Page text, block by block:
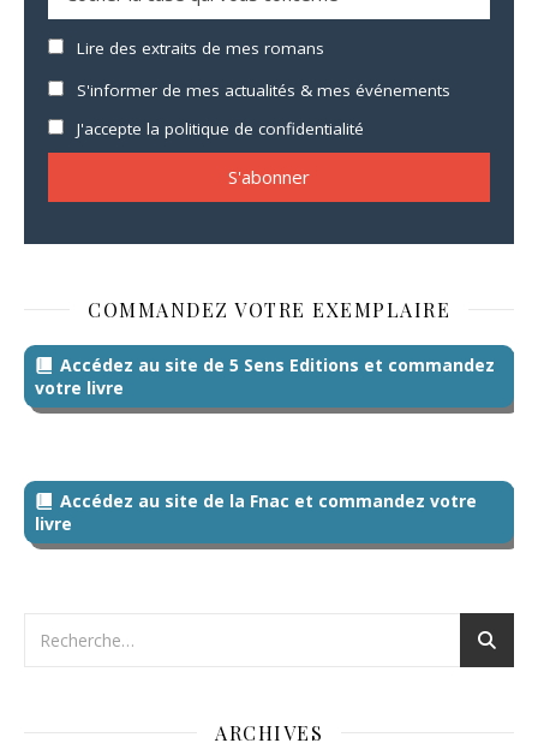
Lire des extraits de mes romans
S'informer de mes actualités & mes événements
J'accepte la politique de confidentialité
COMMANDEZ VOTRE EXEMPLAIRE
Accédez au site de 5 Sens Editions et commandez
votre livre
Accédez au site de la Fnac et commandez votre
livre
ARCHIVES